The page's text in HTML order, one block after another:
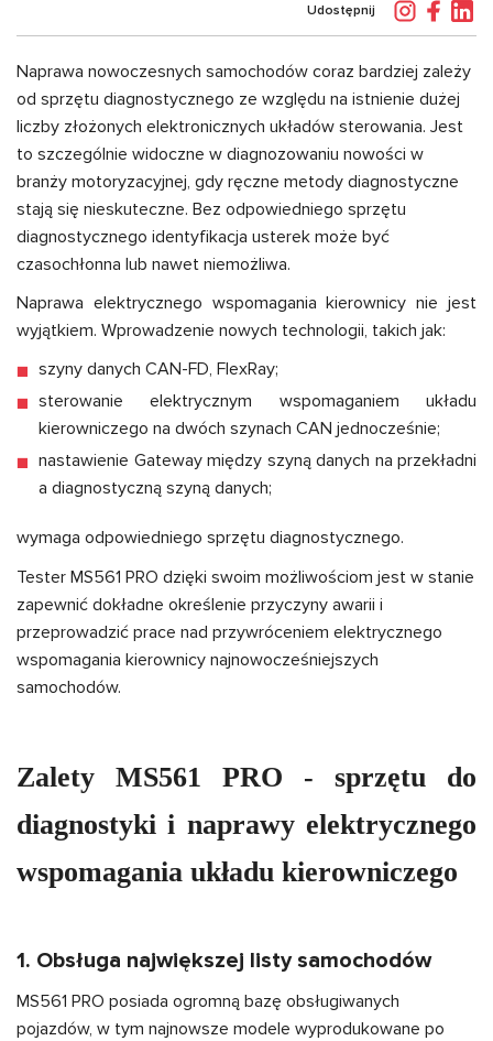
Udostępnij
Naprawa nowoczesnych samochodów coraz bardziej zależy
od sprzętu diagnostycznego ze względu na istnienie dużej
liczby złożonych elektronicznych układów sterowania. Jest
to szczególnie widoczne w diagnozowaniu nowości w
branży motoryzacyjnej, gdy ręczne metody diagnostyczne
stają się nieskuteczne. Bez odpowiedniego sprzętu
diagnostycznego identyfikacja usterek może być
czasochłonna lub nawet niemożliwa.
Naprawa elektrycznego wspomagania kierownicy nie jest
wyjątkiem. Wprowadzenie nowych technologii, takich jak:
szyny danych CAN-FD, FlexRay;
sterowanie elektrycznym wspomaganiem układu
kierowniczego na dwóch szynach CAN jednocześnie;
nastawienie Gateway między szyną danych na przekładni
a diagnostyczną szyną danych;
wymaga odpowiedniego sprzętu diagnostycznego.
Tester MS561 PRO dzięki swoim możliwościom jest w stanie
zapewnić dokładne określenie przyczyny awarii i
przeprowadzić prace nad przywróceniem elektrycznego
wspomagania kierownicy najnowocześniejszych
samochodów.
Zalety MS561 PRO - sprzętu do
diagnostyki i naprawy elektrycznego
wspomagania układu kierowniczego
1. Obsługa największej listy samochodów
MS561 PRO posiada ogromną bazę obsługiwanych
pojazdów, w tym najnowsze modele wyprodukowane po